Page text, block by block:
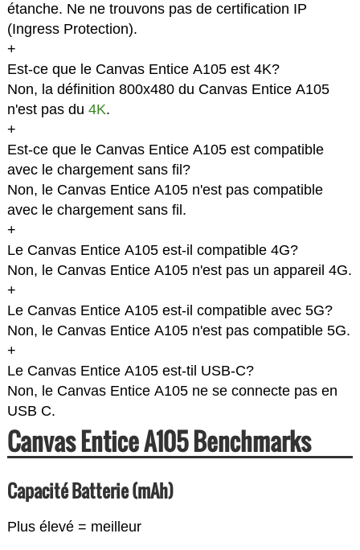
étanche. Ne ne trouvons pas de certification IP
(Ingress Protection).
+
Est-ce que le Canvas Entice A105 est 4K?
Non, la définition 800x480 du Canvas Entice A105
n'est pas du 4K.
+
Est-ce que le Canvas Entice A105 est compatible
avec le chargement sans fil?
Non, le Canvas Entice A105 n'est pas compatible
avec le chargement sans fil.
+
Le Canvas Entice A105 est-il compatible 4G?
Non, le Canvas Entice A105 n'est pas un appareil 4G.
+
Le Canvas Entice A105 est-il compatible avec 5G?
Non, le Canvas Entice A105 n'est pas compatible 5G.
+
Le Canvas Entice A105 est-til USB-C?
Non, le Canvas Entice A105 ne se connecte pas en
USB C.
Canvas Entice A105 Benchmarks
Capacité Batterie (mAh)
Plus élevé = meilleur